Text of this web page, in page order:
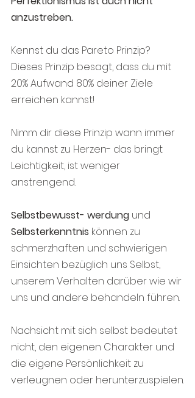
anzustreben.
Kennst du das Pareto Prinzip?
Dieses Prinzip besagt, dass du mit
20% Aufwand 80% deiner Ziele
erreichen kannst!
Nimm dir diese Prinzip wann immer
du kannst zu Herzen- das bringt
Leichtigkeit, ist weniger
anstrengend.
Selbstbewusst- werdung und
Selbsterkenntnis können zu
schmerzhaften und schwierigen
Einsichten bezüglich uns Selbst,
unserem Verhalten darüber wie wir
uns und andere behandeln führen.
Nachsicht mit sich selbst bedeutet
nicht, den eigenen Charakter und
die eigene Persönlichkeit zu
verleugnen oder herunterzuspielen.